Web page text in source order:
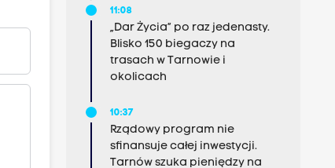
11:08
„Dar Życia” po raz jedenasty.
Blisko 150 biegaczy na
trasach w Tarnowie i
okolicach
10:37
Rządowy program nie
sfinansuje całej inwestycji.
Tarnów szuka pieniędzy na